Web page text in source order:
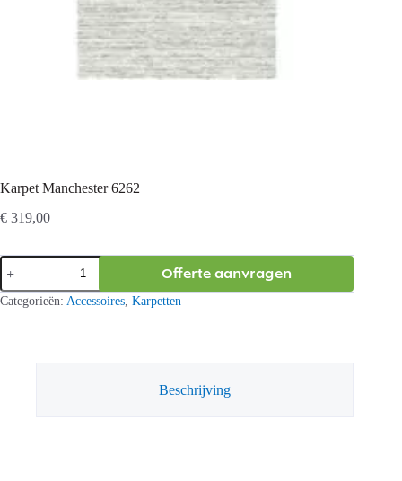
Karpet Manchester 6262
€ 319,00
Karpet
Manchester
6262
aantal
Offerte aanvragen
Categorieën: Accessoires Karpetten
Beschrijving